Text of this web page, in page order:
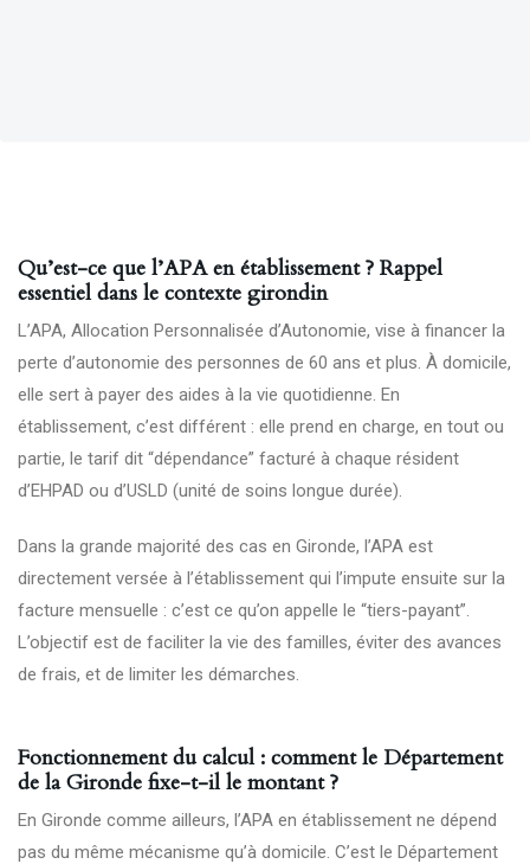
Qu’est-ce que l’APA en établissement ? Rappel
essentiel dans le contexte girondin
L’APA, Allocation Personnalisée d’Autonomie, vise à financer la
perte d’autonomie des personnes de 60 ans et plus. À domicile,
elle sert à payer des aides à la vie quotidienne. En
établissement, c’est différent : elle prend en charge, en tout ou
partie, le tarif dit “dépendance” facturé à chaque résident
d’EHPAD ou d’USLD (unité de soins longue durée).
Dans la grande majorité des cas en Gironde, l’APA est
directement versée à l’établissement qui l’impute ensuite sur la
facture mensuelle : c’est ce qu’on appelle le “tiers-payant”.
L’objectif est de faciliter la vie des familles, éviter des avances
de frais, et de limiter les démarches.
Fonctionnement du calcul : comment le Département
de la Gironde fixe-t-il le montant ?
En Gironde comme ailleurs, l’APA en établissement ne dépend
pas du même mécanisme qu’à domicile. C’est le Département